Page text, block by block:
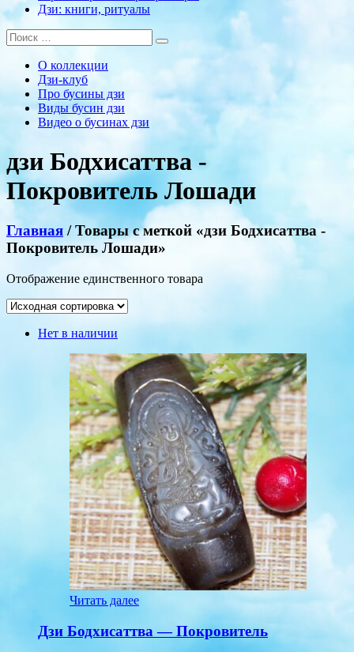
Дзи: книги, ритуалы
О коллекции
Дзи-клуб
Про бусины дзи
Виды бусин дзи
Видео о бусинах дзи
дзи Бодхисаттва -
Покровитель Лошади
Главная / Товары с меткой «дзи Бодхисаттва -
Покровитель Лошади»
Отображение единственного товара
Нет в наличии
Читать далее
Дзи Бодхисаттва — Покровитель